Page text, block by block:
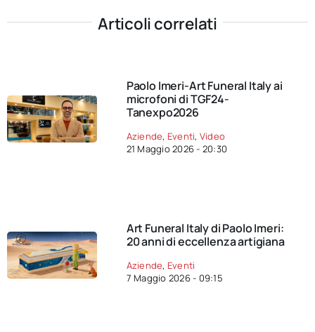
Articoli correlati
Paolo Imeri-Art Funeral Italy ai
microfoni di TGF24-
Tanexpo2026
Aziende, Eventi, Video
21 Maggio 2026 - 20:30
Art Funeral Italy di Paolo Imeri:
20 anni di eccellenza artigiana
Aziende, Eventi
7 Maggio 2026 - 09:15